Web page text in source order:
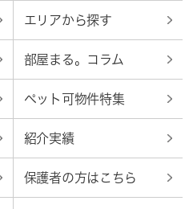
エリアから探す
部屋まる。コラム
ペット可物件特集
紹介実績
保護者の方はこちら